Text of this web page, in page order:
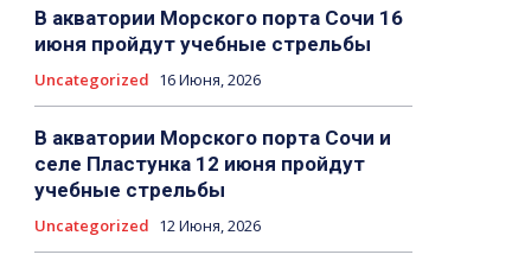
В акватории Морского порта Сочи 16
июня пройдут учебные стрельбы
Uncategorized 16 Июня, 2026
В акватории Морского порта Сочи и
селе Пластунка 12 июня пройдут
учебные стрельбы
Uncategorized 12 Июня, 2026